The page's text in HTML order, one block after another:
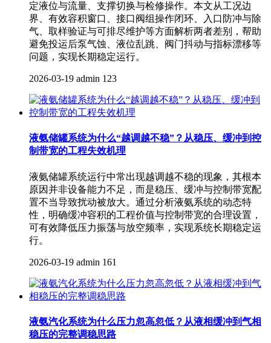
定液位与流量、支撑切换与检修操作。本文从工况边
界、有效容积窗口、接口阀组操作闭环、入口防冲与除
气、取样验证与可排尽维护等方面解析两者差别，帮助
避免投运后泵气蚀、液位乱跳、阀门抖动与指标漂移等
问题，实现长期稳定运行。
2026-03-19 admin 123
液氨储罐系统为什么“越调越不稳”？从稳压、缓冲到控
制带宽的工程失效机理
液氨储罐系统运行中常出现越调越不稳的现象，其根本
原因并非设备能力不足，而是稳压、缓冲与控制带宽配
置不当导致扰动被放大。通过分析液氨系统的动态特
性，明确缓冲容积的工程价值与控制带宽的合理设置，
可有效降低压力振荡与放空频率，实现系统长期稳定运
行。
2026-03-19 admin 161
液氨汽化系统为什么压力忽高忽低？从液相缓冲到气相
稳压的完整调稳思路